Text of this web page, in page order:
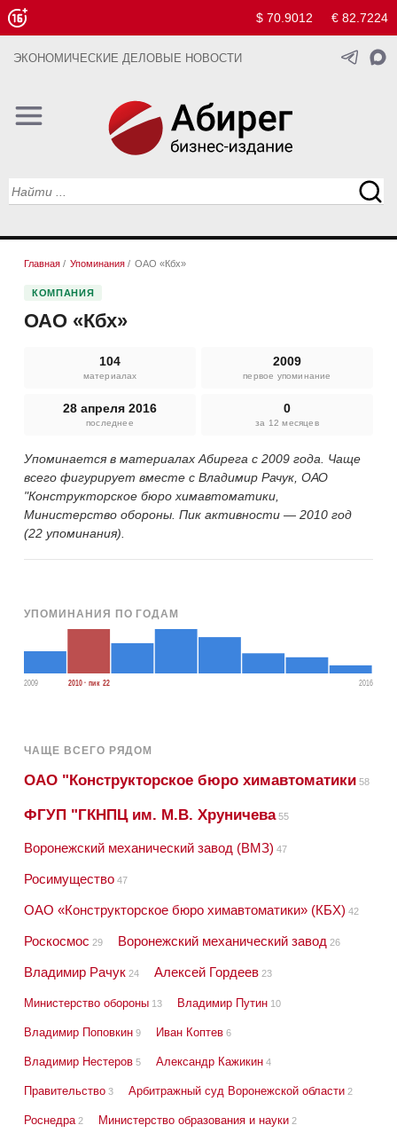
$ 70.9012 € 82.7224
ЭКОНОМИЧЕСКИЕ ДЕЛОВЫЕ НОВОСТИ
Главная / Упоминания / ОАО «Кбх»
КОМПАНИЯ
ОАО «Кбх»
104
материалах
2009
первое упоминание
28 апреля 2016
последнее
0
за 12 месяцев
Упоминается в материалах Абирега с 2009 года. Чаще
всего фигурирует вместе с Владимир Рачук, ОАО
"Конструкторское бюро химавтоматики,
Министерство обороны. Пик активности — 2010 год
(22 упоминания).
УПОМИНАНИЯ ПО ГОДАМ
2009 2010 · пик 22 2016
ЧАЩЕ ВСЕГО РЯДОМ
ОАО "Конструкторское бюро химавтоматики 58
ФГУП "ГКНПЦ им. М.В. Хруничева55
Воронежский механический завод (ВМЗ) 47
Росимущество 47
ОАО «Конструкторское бюро химавтоматики» (КБХ) 42
Роскосмос 29 Воронежский механический завод 26
Владимир Рачук 24 Алексей Гордеев 23
Министерство обороны 13 Владимир Путин 10
Владимир Поповкин 9 Иван Коптев 6
Владимир Нестеров 5 Александр Кажикин 4
Правительство 3 Арбитражный суд Воронежской области 2
Роснедра 2 Министерство образования и науки 2